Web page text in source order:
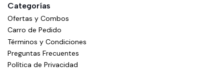
Categorías
Ofertas y Combos
Carro de Pedido
Términos y Condiciones
Preguntas Frecuentes
Política de Privacidad